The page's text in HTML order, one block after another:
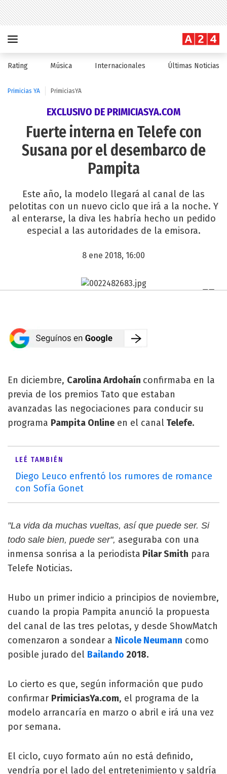
Rating Música Internacionales Últimas Noticias
Primicias YA PrimiciasYA
EXCLUSIVO DE PRIMICIASYA.COM
Fuerte interna en Telefe con
Susana por el desembarco de
Pampita
Este año, la modelo llegará al canal de las
pelotitas con un nuevo ciclo que irá a la noche. Y
al enterarse, la diva les habría hecho un pedido
especial a las autoridades de la emisora.
8 ene 2018, 16:00
En diciembre, Carolina Ardohaín confirmaba en la
previa de los premios Tato que estaban
avanzadas las negociaciones para conducir su
programa Pampita Online en el canal Telefe.
LEÉ TAMBIÉN
Diego Leuco enfrentó los rumores de romance
con Sofía Gonet
"La vida da muchas vueltas, así que puede ser. Si
todo sale bien, puede ser", aseguraba con una
inmensa sonrisa a la periodista Pilar Smith para
Telefe Noticias.
Hubo un primer indicio a principios de noviembre,
cuando la propia Pampita anunció la propuesta
del canal de las tres pelotas, y desde ShowMatch
comenzaron a sondear a Nicole Neumann como
posible jurado del Bailando 2018.
Lo cierto es que, según información que pudo
confirmar PrimiciasYa.com, el programa de la
modelo arrancaría en marzo o abril e irá una vez
por semana.
El ciclo, cuyo formato aún no está definido,
vendría por el lado del entretenimiento y saldría